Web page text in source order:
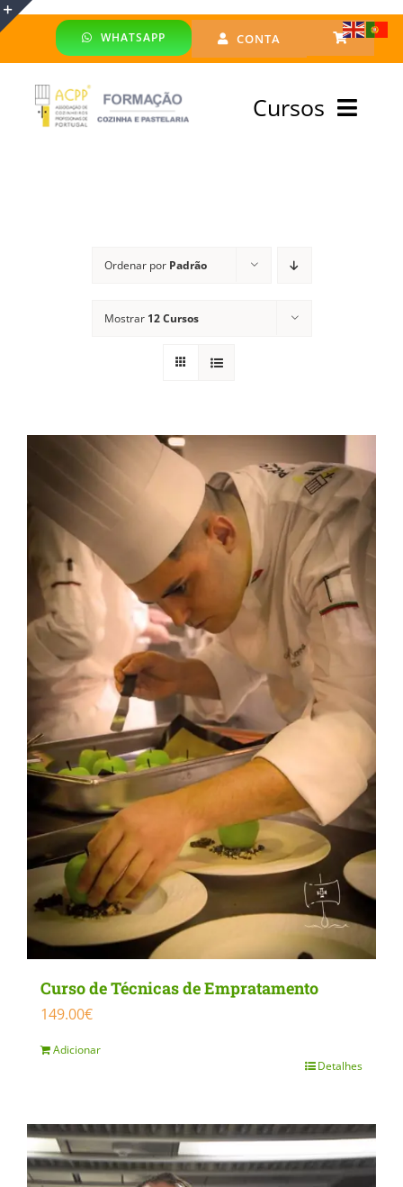
Skip
WHATSAPP CONTA
Cursos
Financiado
Ordenar por Padrão
Mostrar 12 Cursos
Curso de Técnicas de Empratamento
149.00€
Adicionar
Detalhes